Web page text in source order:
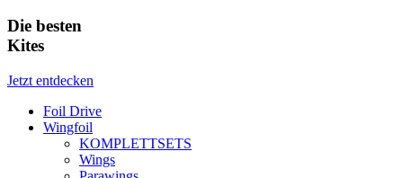
Die besten
Kites
Jetzt entdecken
Foil Drive
Wingfoil
KOMPLETTSETS
Wings